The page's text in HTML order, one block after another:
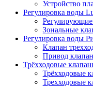
Устройство
Регулировка воды
Зональные
Регулировка воды
Клапан
Привод
Трёхходовые
Трёхходовые
Трехходовые